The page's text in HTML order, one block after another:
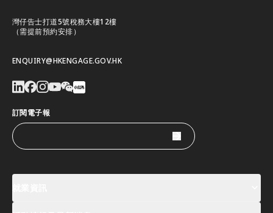
灣仔告士打道5號稅務大樓12樓
（需提前預約安排）
ENQUIRY@HKENGAGE.GOV.HK
訂閱電子報